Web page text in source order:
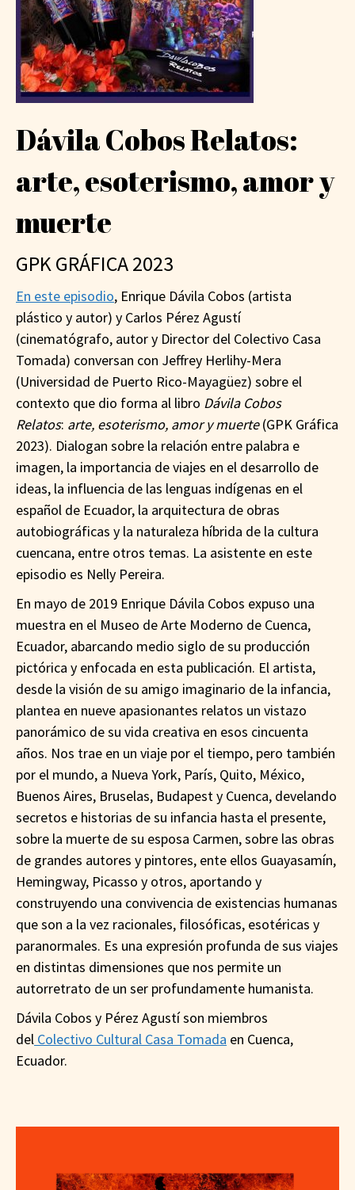
Dávila Cobos Relatos:
arte, esoterismo, amor y
muerte
GPK GRÁFICA 2023
En este episodio, Enrique Dávila Cobos (artista
plástico y autor) y Carlos Pérez Agustí
(cinematógrafo, autor y Director del Colectivo Casa
Tomada) conversan con Jeffrey Herlihy-Mera
(Universidad de Puerto Rico-Mayagüez) sobre el
contexto que dio forma al libro Dávila Cobos
Relatos: arte, esoterismo, amor y muerte(GPK Gráfica
2023). Dialogan sobre la relación entre palabra e
imagen, la importancia de viajes en el desarrollo de
ideas, la influencia de las lenguas indígenas en el
español de Ecuador, la arquitectura de obras
autobiográficas y la naturaleza híbrida de la cultura
cuencana, entre otros temas. La asistente en este
episodio es Nelly Pereira.
En mayo de 2019 Enrique Dávila Cobos expuso una
muestra en el Museo de Arte Moderno de Cuenca,
Ecuador, abarcando medio siglo de su producción
pictórica y enfocada en esta publicación. El artista,
desde la visión de su amigo imaginario de la infancia,
plantea en nueve apasionantes relatos un vistazo
panorámico de su vida creativa en esos cincuenta
años. Nos trae en un viaje por el tiempo, pero también
por el mundo, a Nueva York, París, Quito, México,
Buenos Aires, Bruselas, Budapest y Cuenca, develando
secretos e historias de su infancia hasta el presente,
sobre la muerte de su esposa Carmen, sobre las obras
de grandes autores y pintores, ente ellos Guayasamín,
Hemingway, Picasso y otros, aportando y
construyendo una convivencia de existencias humanas
que son a la vez racionales, filosóficas, esotéricas y
paranormales. Es una expresión profunda de sus viajes
en distintas dimensiones que nos permite un
autorretrato de un ser profundamente humanista.
Dávila Cobos y Pérez Agustí son miembros
del Colectivo Cultural Casa Tomada en Cuenca,
Ecuador.